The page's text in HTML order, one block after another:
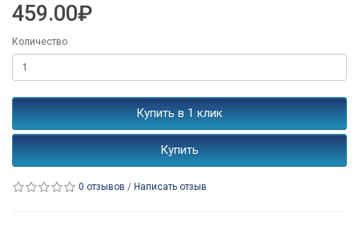
459.00₽
Количество
Купить в 1 клик
Купить
0 отзывов / Написать отзыв